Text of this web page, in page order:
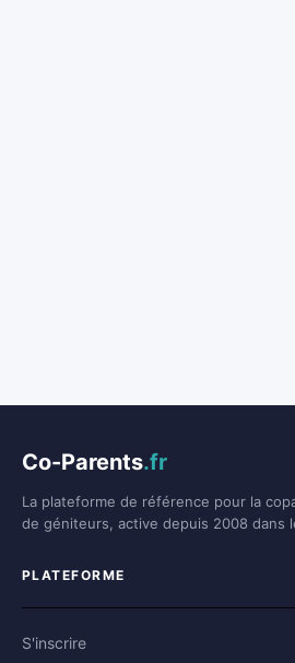
Co-Parents.fr
La plateforme de référence pour la
de géniteurs, active depuis 2008 dans
PLATEFORME
S'inscrire